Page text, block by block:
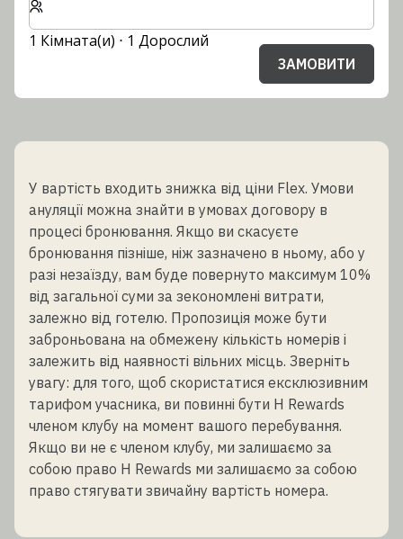
1 Кімната(и) ⋅ 1 Дорослий
ЗАМОВИТИ
У вартість входить знижка від ціни Flex. Умови
ануляції можна знайти в умовах договору в
процесі бронювання. Якщо ви скасуєте
бронювання пізніше, ніж зазначено в ньому, або у
разі незаїзду, вам буде повернуто максимум 10%
від загальної суми за зекономлені витрати,
залежно від готелю. Пропозиція може бути
заброньована на обмежену кількість номерів і
залежить від наявності вільних місць. Зверніть
увагу: для того, щоб скористатися ексклюзивним
тарифом учасника, ви повинні бути H Rewards
членом клубу на момент вашого перебування.
Якщо ви не є членом клубу, ми залишаємо за
собою право H Rewards ми залишаємо за собою
право стягувати звичайну вартість номера.